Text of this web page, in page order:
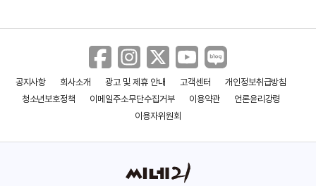
공지사항 회사소개 광고 및 제휴 안내 고객센터
개인정보취급방침
청소년보호정책
이메일주소무단수집거부 이용약관
언론윤리강령
이용자위원회